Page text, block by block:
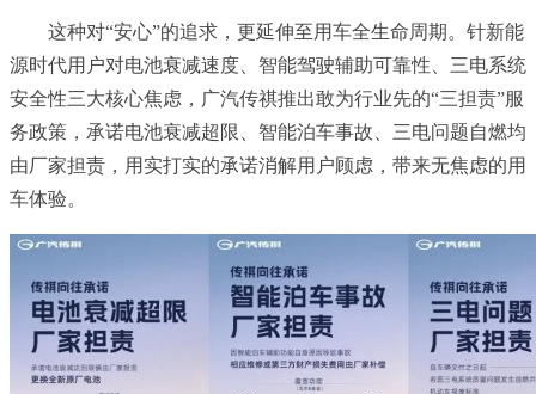
这种对“安心”的追求，更延伸至用车全生命周期。针新能
源时代用户对电池衰减速度、智能驾驶辅助可靠性、三电系统
安全性三大核心焦虑，广汽传祺推出敢为行业先的“三担责”服
务政策，承诺电池衰减超限、智能泊车事故、三电问题自燃均
由厂家担责，用实打实的承诺消解用户顾虑，带来无焦虑的用
车体验。